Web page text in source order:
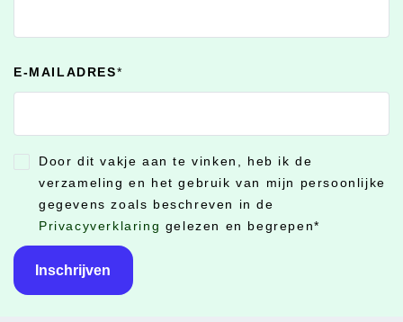
E-MAILADRES*
CONSENT *
Door dit vakje aan te vinken, heb ik de
verzameling en het gebruik van mijn persoonlijke
gegevens zoals beschreven in de
Privacyverklaring gelezen en begrepen*